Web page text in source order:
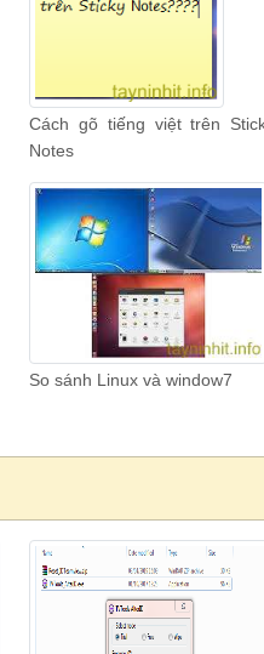
Cách gõ tiếng việt trên
Notes
So sánh Linux và window7